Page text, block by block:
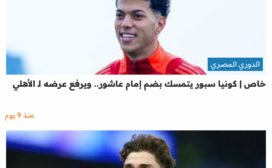
خاص | كونيا سبور يتمسك بضم إمام عاشور.. ويرفع عرضه لـ الأهلي
الدوري المصري
منذ 9 يوم